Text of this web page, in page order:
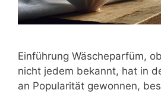
Einführung Wäscheparfüm,
nicht jedem bekannt, hat in
an Popularität gewonnen,